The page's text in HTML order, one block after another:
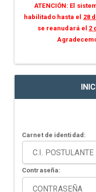
ATENCIÓN: El
habilitado hasta el 28
se reanudará el 2
Carnet de identidad:
Contraseña: